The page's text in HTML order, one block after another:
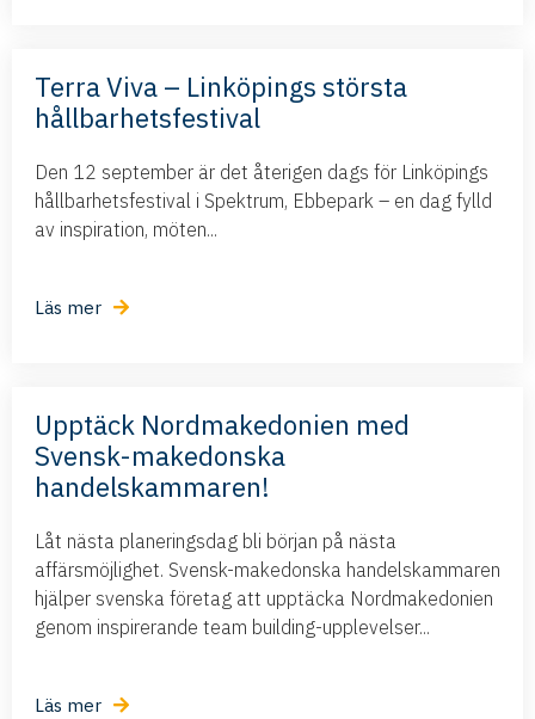
Terra Viva – Linköpings största
hållbarhetsfestival
Den 12 september är det återigen dags för Linköpings
hållbarhetsfestival i Spektrum, Ebbepark – en dag fylld
av inspiration, möten...
Läs mer
Upptäck Nordmakedonien med
Svensk-makedonska
handelskammaren!
Låt nästa planeringsdag bli början på nästa
affärsmöjlighet. Svensk-makedonska handelskammaren
hjälper svenska företag att upptäcka Nordmakedonien
genom inspirerande team building-upplevelser...
Läs mer